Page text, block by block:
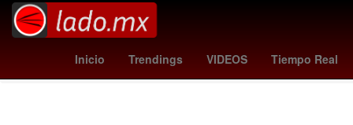
Inicio Trendings VIDEOS Tiempo Real
Jorge Castañeda Auditorio Metropolitano Puebla